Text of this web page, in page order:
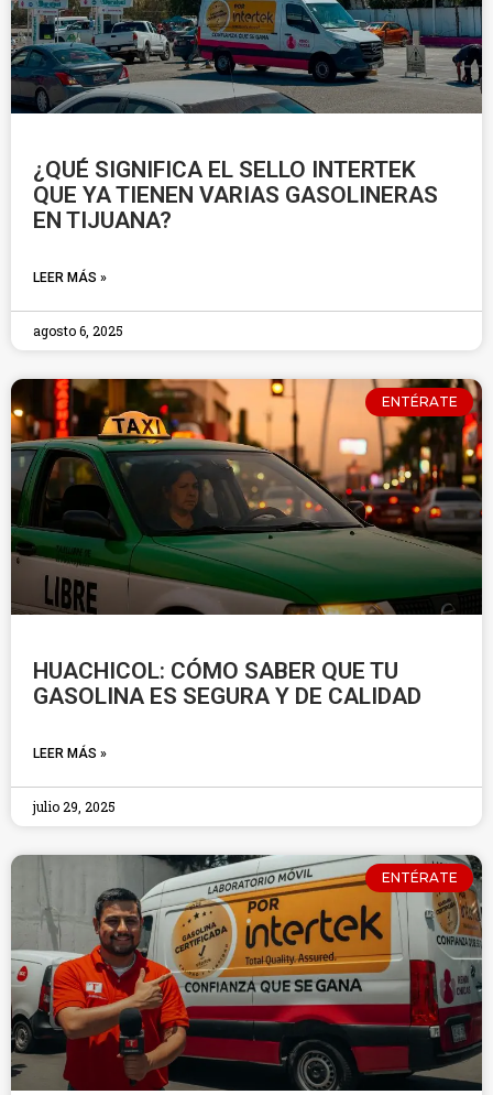
¿QUÉ SIGNIFICA EL SELLO INTERTEK
QUE YA TIENEN VARIAS GASOLINERAS
EN TIJUANA?
LEER MÁS »
agosto 6, 2025
ENTÉRATE
HUACHICOL: CÓMO SABER QUE TU
GASOLINA ES SEGURA Y DE CALIDAD
LEER MÁS »
julio 29, 2025
ENTÉRATE